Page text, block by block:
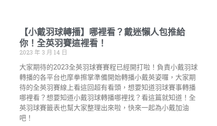
【小戴羽球轉播】哪裡看？戴迷懶人包推給
你！全英羽賽這裡看！
2023 年 3 月 14 日
大家期待的2023全英羽球賽賽程已經開打啦！負責小戴羽球
轉播的各平台也摩拳擦掌準備開始轉播小戴英姿囉，大家期
待的全英羽賽線上看這回超有看頭，想要知道羽球賽事轉播
哪裡看？想要知道小戴羽球轉播哪裡找？看這篇就知道！全
英羽球賽籤表也幫大家整理出來啦，快來一起為小戴加油
吧！